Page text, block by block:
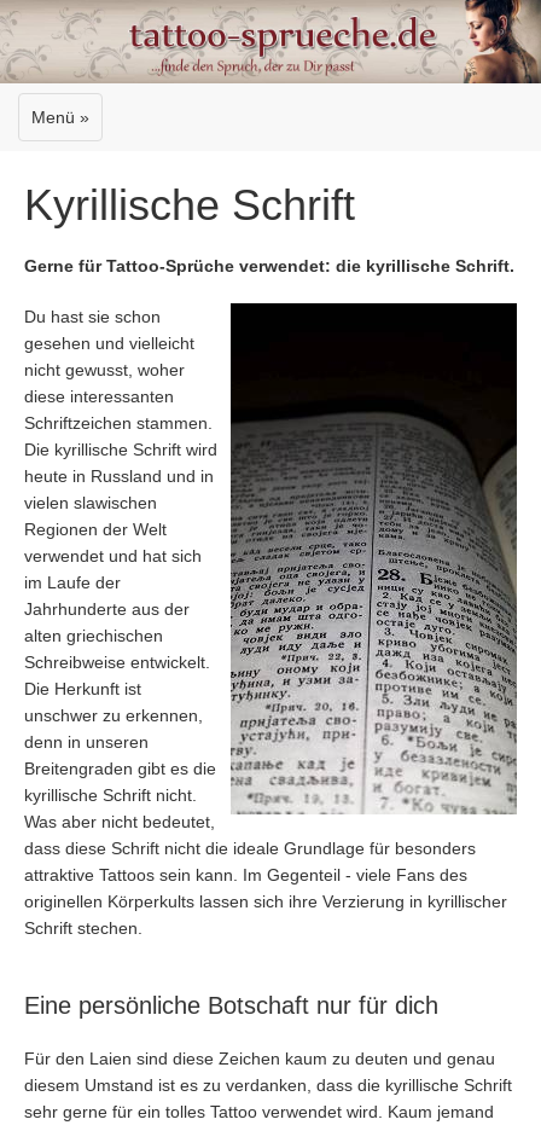
Menü »
Kyrillische Schrift
Gerne für Tattoo-Sprüche verwendet: die kyrillische Schrift.
Du hast sie schon
gesehen und vielleicht
nicht gewusst, woher
diese interessanten
Schriftzeichen stammen.
Die kyrillische Schrift wird
heute in Russland und in
vielen slawischen
Regionen der Welt
verwendet und hat sich
im Laufe der
Jahrhunderte aus der
alten griechischen
Schreibweise entwickelt.
Die Herkunft ist
unschwer zu erkennen,
denn in unseren
Breitengraden gibt es die
kyrillische Schrift nicht.
Was aber nicht bedeutet,
dass diese Schrift nicht die ideale Grundlage für besonders
attraktive Tattoos sein kann. Im Gegenteil - viele Fans des
originellen Körperkults lassen sich ihre Verzierung in kyrillischer
Schrift stechen.
Eine persönliche Botschaft nur für dich
Für den Laien sind diese Zeichen kaum zu deuten und genau
diesem Umstand ist es zu verdanken, dass die kyrillische Schrift
sehr gerne für ein tolles Tattoo verwendet wird. Kaum jemand